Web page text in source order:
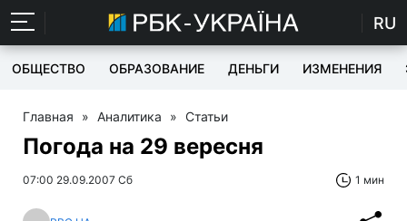
RU
ОБЩЕСТВО ОБРАЗОВАНИЕ ДЕНЬГИ ИЗМЕНЕНИЯ
Главная » Аналитика » Статьи
Погода на 29 вересня
07:00 29.09.2007 Сб 1 мин